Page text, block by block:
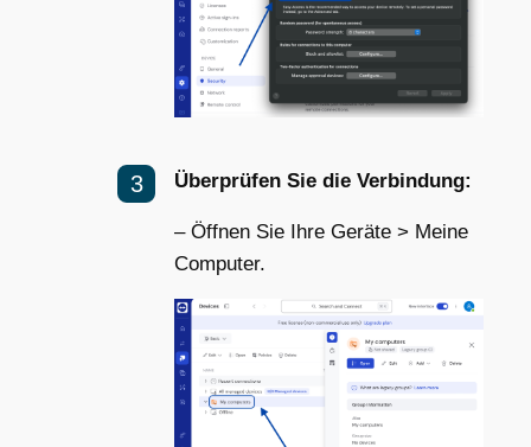
Überprüfen Sie die Verbindung:
– Öffnen Sie Ihre Geräte > Meine
Computer.